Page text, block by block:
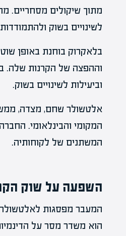
מתוך שיקולים מסחריים.
לשינויים בשוק
בלאקרוק בוחנת באופן
וההפצה של הקרנות שלה.
וביעילות לשינויים בשוק.
אלטשולר שחם, מצדה,
המקומי והבינלאומי.
המשתנים של לקוחותיה.
השפעה על שוק
המעבר מפסגות
הוא משדר מסר על